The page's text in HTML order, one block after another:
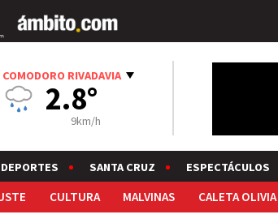
COMODORO RIVADAVIA
2.8°
9km/h
DEPORTES SANTA CRUZ ESPECTÁCULOS
CULTURA MALVINAS CALETA OLIVIA